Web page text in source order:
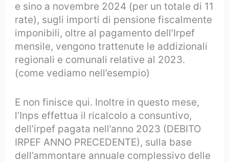
e sino a novembre 2024 (per un totale di 11
rate), sugli importi di pensione fiscalmente
imponibili, oltre al pagamento dell’Irpef
mensile, vengono trattenute le addizionali
regionali e comunali relative al 2023.
(come vediamo nell’esempio)
E non finisce qui. Inoltre in questo mese,
l’Inps effettua il ricalcolo a consuntivo,
dell’irpef pagata nell’anno 2023 (DEBITO
IRPEF ANNO PRECEDENTE), sulla base
dell’ammontare annuale complessivo delle